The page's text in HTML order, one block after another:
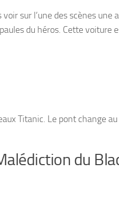
sur l’une des scènes une
du héros. Cette voiture
Titanic. Le pont change
du